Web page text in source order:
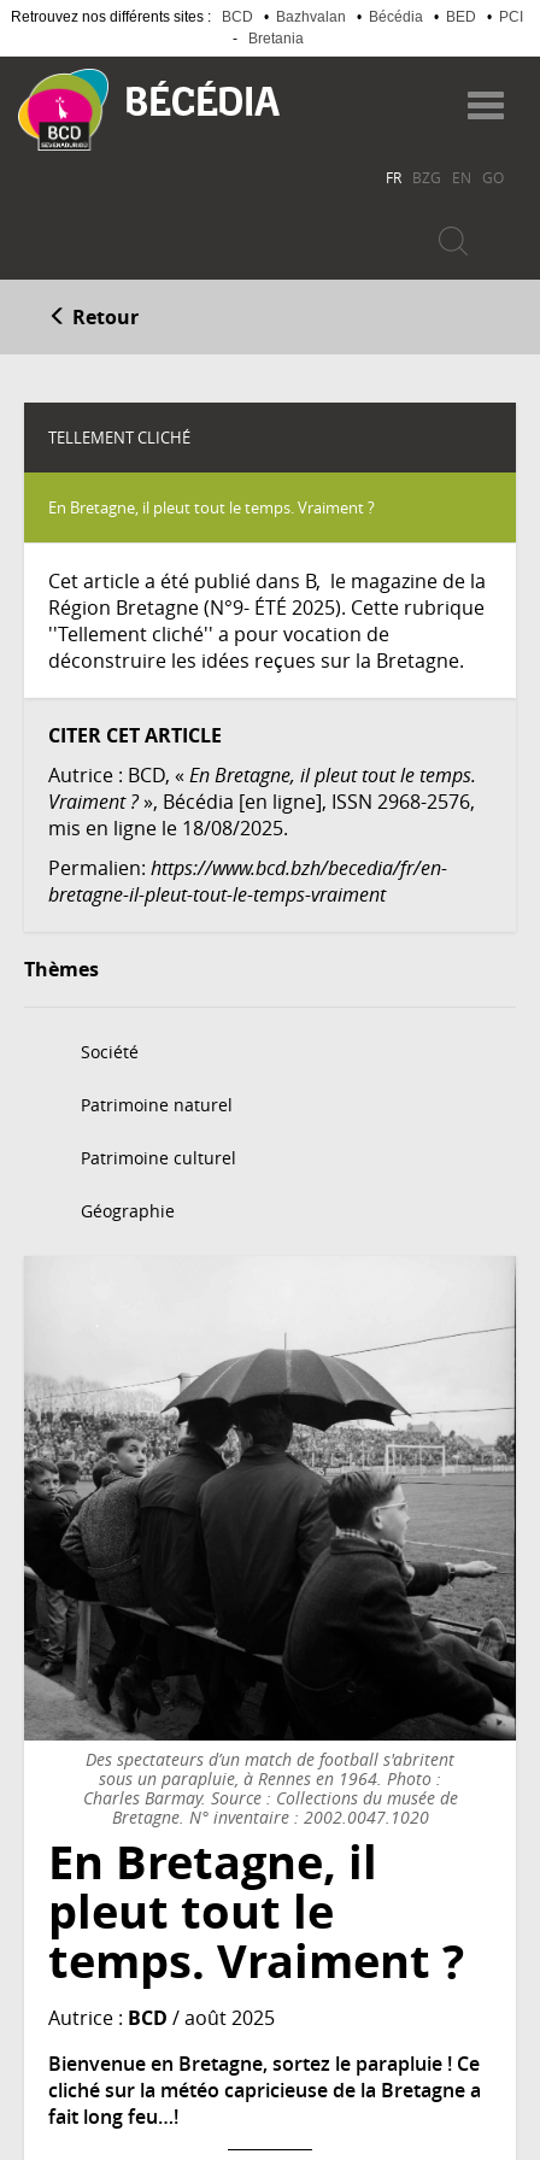
Retrouvez nos différents sites : BCD • Bazhvalan • Bécédia • BED •
PCI
-
Bretania
au
contenu
principal
FR BZG EN GO
Retour
TELLEMENT CLICHÉ
En Bretagne, il pleut tout le temps. Vraiment ?
Cet article a été publié dans B, le magazine de la
Région Bretagne (N°9- ÉTÉ 2025). Cette rubrique
''Tellement cliché'' a pour vocation de
déconstruire les idées reçues sur la Bretagne.
CITER CET ARTICLE
Autrice : BCD, « En Bretagne, il pleut tout le temps.
Vraiment ?», Bécédia [en ligne], ISSN 2968-2576,
mis en ligne le 18/08/2025.
Permalien: https://www.bcd.bzh/becedia/fr/en-
bretagne-il-pleut-tout-le-temps-vraiment
Thèmes
Société
Patrimoine naturel
Patrimoine culturel
Géographie
Des spectateurs d’un match de football s'abritent
sous un parapluie, à Rennes en 1964. Photo :
Charles Barmay. Source : Collections du musée de
Bretagne. N° inventaire : 2002.0047.1020
En Bretagne, il
pleut tout le
temps. Vraiment ?
Autrice : BCD / août 2025
Bienvenue en Bretagne, sortez le parapluie ! Ce
cliché sur la météo capricieuse de la Bretagne a
fait long feu…!